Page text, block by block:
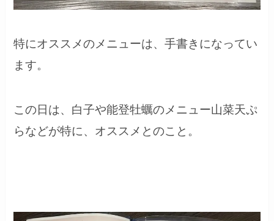
特にオススメのメニューは、手書きになってい
ます。
この日は、白子や能登牡蠣のメニュー山菜天ぷ
らなどが特に、オススメとのこと。